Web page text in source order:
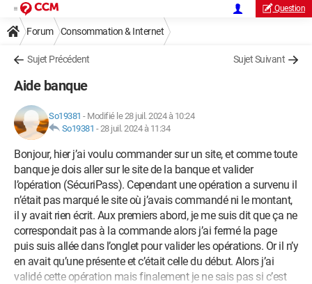
Question
Forum Consommation & Internet
Sujet Précédent Sujet Suivant
Aide banque
So19381 - Modifié le 28 juil. 2024 à 10:24
So19381 -28 juil. 2024 à 11:34
Bonjour, hier j’ai voulu commander sur un site, et comme toute
banque je dois aller sur le site de la banque et valider
l’opération (SécuriPass). Cependant une opération a survenu il
n’était pas marqué le site où j’avais commandé ni le montant,
il y avait rien écrit. Aux premiers abord, je me suis dit que ça ne
correspondait pas à la commande alors j’ai fermé la page
puis suis allée dans l’onglet pour valider les opérations. Or il n’y
en avait qu’une présente et c’était celle du début. Alors j’ai
validé cette opération mais finalement je ne sais pas si c’est